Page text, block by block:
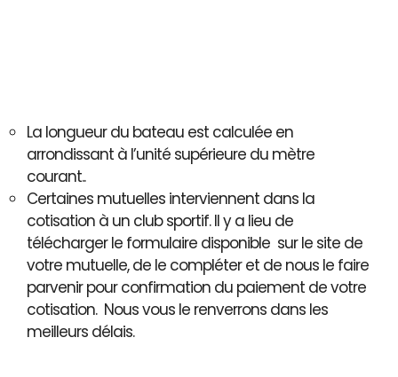
La longueur du bateau est calculée en
arrondissant à l’unité supérieure du mètre
courant..
Certaines mutuelles interviennent dans la
cotisation à un club sportif. Il y a lieu de
télécharger le formulaire disponible sur le site de
votre mutuelle, de le compléter et de nous le faire
parvenir pour confirmation du paiement de votre
cotisation. Nous vous le renverrons dans les
meilleurs délais.